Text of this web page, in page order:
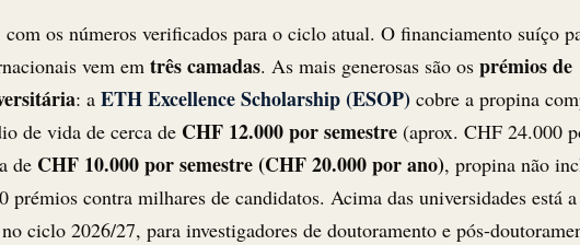
com os números verificados para o ciclo atual. O financiamento suíço
vem em três camadas. As mais generosas são os prémios de
: a ETH Excellence Scholarship (ESOP) cobre a propina
de vida de cerca de CHF 12.000 por semestre (aprox. CHF 24.000
de CHF 10.000 por semestre (CHF 20.000 por ano), propina não
prémios contra milhares de candidatos. Acima das universidades está
no ciclo 2026/27, para investigadores de doutoramento e pós-